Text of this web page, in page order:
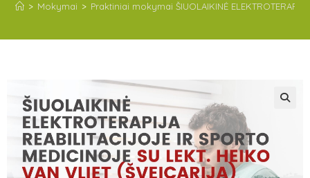
> Mokymai > Praktiniai mokymai ŠIUOLAIKINĖ